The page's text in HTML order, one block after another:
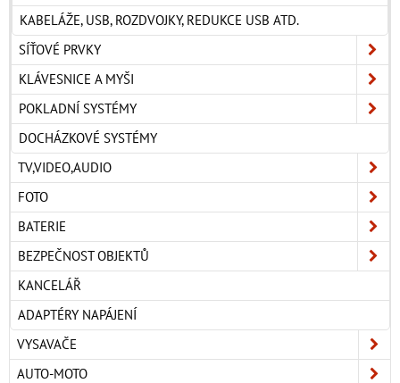
KABELÁŽE, USB, ROZDVOJKY, REDUKCE USB ATD.
SÍŤOVÉ PRVKY
KLÁVESNICE A MYŠI
POKLADNÍ SYSTÉMY
DOCHÁZKOVÉ SYSTÉMY
TV,VIDEO,AUDIO
FOTO
BATERIE
BEZPEČNOST OBJEKTŮ
KANCELÁŘ
ADAPTÉRY NAPÁJENÍ
VYSAVAČE
AUTO-MOTO